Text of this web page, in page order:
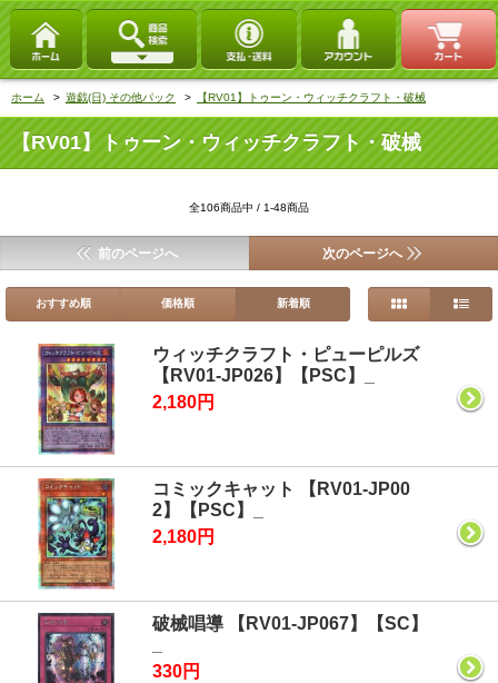
ホーム > 遊戯(日) その他パック > 【RV01】トゥーン・ウィッチクラフト・破械
【RV01】トゥーン・ウィッチクラフト・破械
全106商品中 / 1-48商品
前のページへ 次のページへ
おすすめ順 価格順 新着順
ウィッチクラフト・ピューピルズ
【RV01-JP026】【PSC】_
2,180円
コミックキャット 【RV01-JP00
2】【PSC】_
2,180円
破械唱導 【RV01-JP067】【SC】
330円